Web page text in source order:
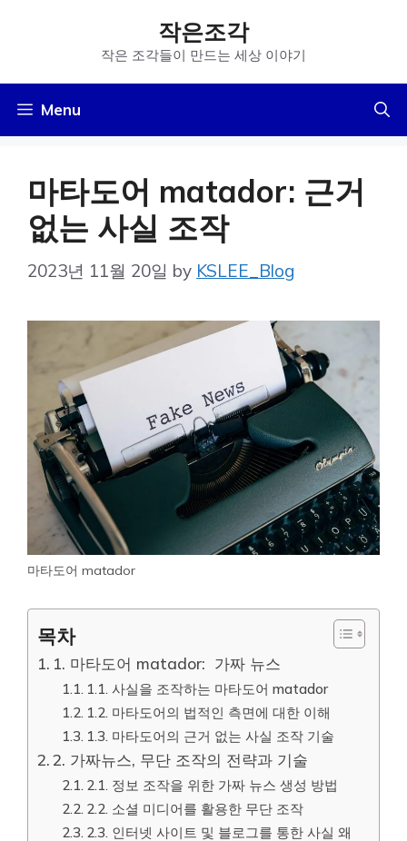
작은조각
작은 조각들이 만드는 세상 이야기
Menu
마타도어 matador: 근거
없는 사실 조작
2023년 11월 20일 by KSLEE_Blog
마타도어 matador
목차
1. 마타도어 matador: 가짜 뉴스
1.1. 사실을 조작하는 마타도어 matador
1.2. 마타도어의 법적인 측면에 대한 이해
1.3. 마타도어의 근거 없는 사실 조작 기술
2. 가짜뉴스, 무단 조작의 전략과 기술
2.1. 정보 조작을 위한 가짜 뉴스 생성 방법
2.2. 소셜 미디어를 활용한 무단 조작
2.3. 인터넷 사이트 및 블로그를 통한 사실 왜